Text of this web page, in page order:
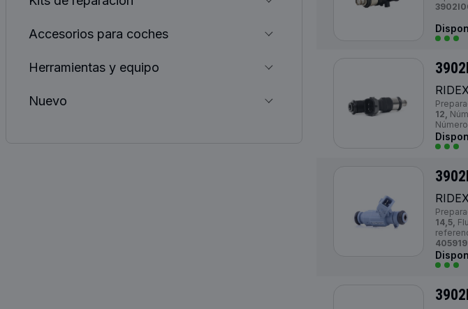
Accesorios para coches
Herramientas y equipo
Nuevo
12,
14,5,